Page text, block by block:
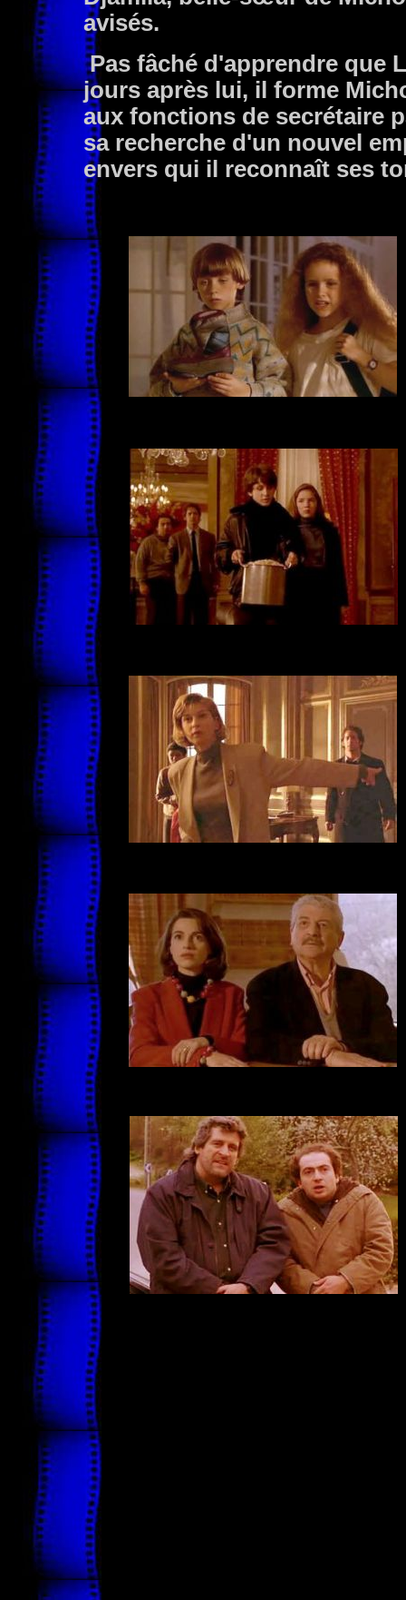
avisés.
Pas fâché d'apprendre que
jours après lui, il forme
aux fonctions de secrétaire
sa recherche d'un nouvel
envers qui il reconnaît ses